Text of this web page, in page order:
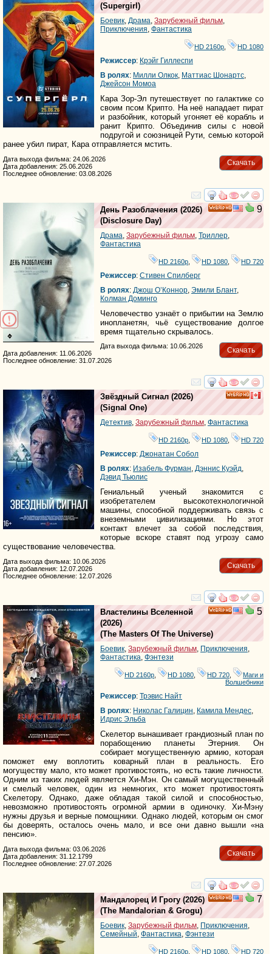
(Supergirl )
Боевик, Драма, Зарубежный фильм,
Приключения, Фантастика
HD 2160р HD 1080
Режиссер: Крэйг Гиллеспи
В ролях: Милли Олкок, Маттиас Шонартс,
Джейсон Момоа
Кара Зор-Эл путешествует по галактике со
своим псом Крипто. На неё нападает пират
и разбойник, который угоняет её корабль и
ранит Крипто. Объединив силы с новой
подругой и союзницей Рути, семью которой
ранее убил пират, Кара отправляется мстить.
Скачать
Дата выхода фильма: 24.06.2026
Дата добавления: 25.06.2026
Последнее обновление: 03.08.2026
смотреть
9
День Разоблачения (2026)
(Disclosure Day)
Драма Зарубежный фильм Триллер
Фантастика
HD 2160р HD 1080 HD 720
Режиссер: Стивен Спилберг
В ролях: Джош О’Коннор Эмили Блант,
Колман Доминго
Человечество узнаёт о прибытии на Землю
инопланетян, чьё существование долгое
время тщательно скрывалось.
Скачать
Дата выхода фильма: 10.06.2026
Дата добавления: 11.06.2026
Последнее обновление: 31.07.2026
смотреть
Звёздный Сигнал (2026)
(Signal One)
Детектив, Зарубежный фильм, Фантастика
HD 2160р, HD 1080, HD 720
Режиссер: Джонатан Собол
В ролях: Изабель Фурман, Дэннис Куэйд,
Дэвид Тьюлис
Гениальный ученый знакомится с
изобретателем высокотехнологичной
машины, способной поддерживать связь с
внеземными цивилизациями. Но этот
контакт влечет за собой последствия,
которые вскоре ставят под угрозу само
существование человечества.
Скачать
Дата выхода фильма: 10.06.2026
Дата добавления: 12.07.2026
Последнее обновление: 12.07.2026
смотреть
5
Властелины Вселенной
(2026)
(The Masters Of The Universe)
Боевик, Зарубежный фильм, Приключения,
Фантастика, Фэнтези
HD 2160р HD 1080 HD 720
Маги и
Волшебники
Режиссер: Трэвис Найт
В ролях: Николас Галицин, Камила Мендес,
Идрис Эльба
Скелетор вынашивает грандиозный план по
порабощению планеты Этерния. Он
собирает могущественную армию, которая
поможет ему воплотить коварный план в реальность. Его
могуществу мало, кто может противостоять, но есть такие личности.
Одним из таких людей является Хи-Мэн. Он самый могущественный
и смелый человек, один из немногих, кто может противостоять
Скелетору. Однако, даже обладая такой силой и способностью,
невозможно противостоять огромной армии в одиночку. Хи-Мэну
нужны друзья и верные помощники. Однако людей, которым он смог
бы доверять, осталось очень мало, и все они давно вышли «на
пенсию».
Скачать
Дата выхода фильма: 03.06.2026
Дата добавления: 31.12.1799
Последнее обновление: 27.07.2026
смотреть
7
Мандалорец И Грогу (2026)
(The Mandalorian & Grogu)
Боевик, Зарубежный фильм, Приключения,
Семейный, Фантастика, Фэнтези
HD 2160р HD 1080 HD 720